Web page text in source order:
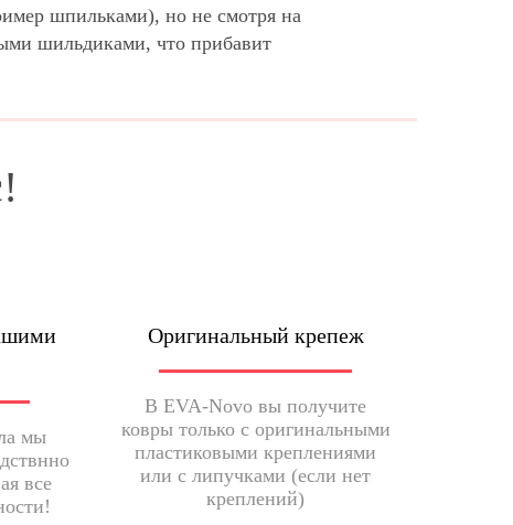
шпильками), но не смотря на
шильдиками, что прибавит
мы
все
Оригинальный крепеж
В EVA-Novo вы получите
ковры только с оригинальными
пластиковыми креплениями
или с липучками (если нет
креплений)